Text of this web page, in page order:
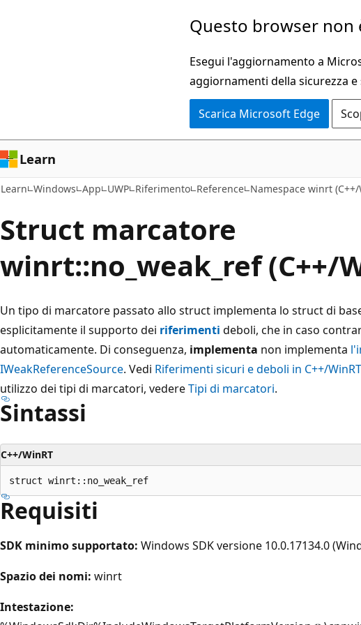
Questo browser
Esegui l'aggiornamento a
aggiornamenti della sicurezza
Scarica Microsoft Edge
Learn
Learn Windows App UWP Riferimento Reference Namespace winrt (C++/
Struct marcatore
winrt::no_weak_ref (C++/
Un tipo di marcatore passato allo struct implementa lo struct di
esplicitamente il supporto dei riferimenti deboli, che in caso
automaticamente. Di conseguenza, implementa non implementa
IWeakReferenceSource. Vedi Riferimenti sicuri e deboli in C++/WinRT
utilizzo dei tipi di marcatori, vedereTipi di marcatori.
Sintassi
C++/WinRT
Requisiti
SDK minimo supportato: Windows SDK versione 10.0.17134.0
Spazio dei nomi: winrt
Intestazione: